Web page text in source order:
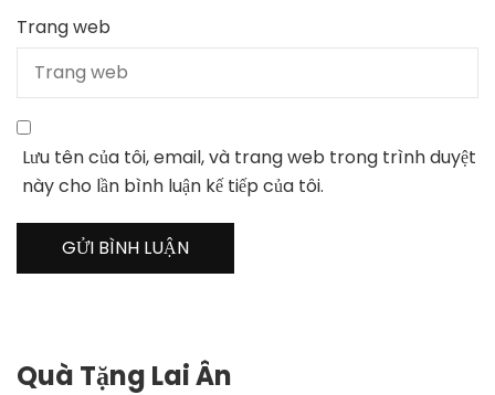
Trang web
Lưu tên của tôi, email, và trang web trong trình duyệt
này cho lần bình luận kế tiếp của tôi.
Quà Tặng Lai Ân